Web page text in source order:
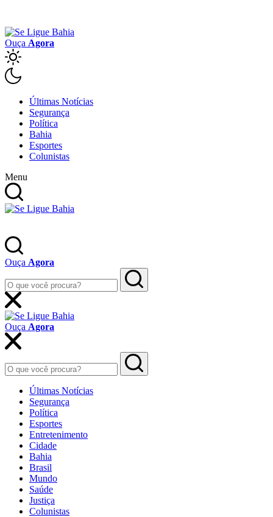
Ouça Agora
Últimas Notícias
Segurança
Política
Bahia
Esportes
Colunistas
Menu
Ouça Agora
Ouça Agora
Últimas Notícias
Segurança
Política
Esportes
Entretenimento
Cidade
Bahia
Brasil
Mundo
Saúde
Justiça
Colunistas